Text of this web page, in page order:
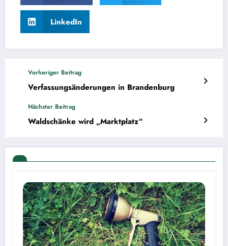
LinkedIn
Vorheriger Beitrag
Verfassungsänderungen in Brandenburg
Nächster Beitrag
Waldschänke wird „Marktplatz“